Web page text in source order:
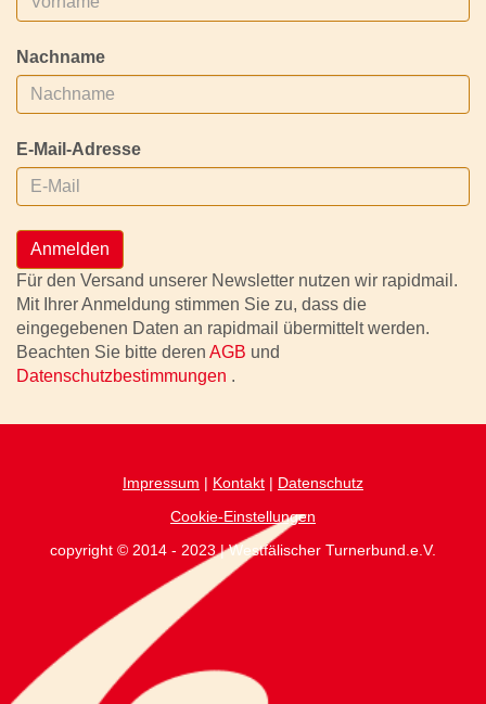
Nachname
E-Mail-Adresse
Anmelden
Für den Versand unserer Newsletter nutzen wir rapidmail.
Mit Ihrer Anmeldung stimmen Sie zu, dass die
eingegebenen Daten an rapidmail übermittelt werden.
Beachten Sie bitte deren AGB und
Datenschutzbestimmungen .
Impressum | Kontakt | Datenschutz
Cookie-Einstellungen
copyright © 2014 - 2023 | Westfälischer Turnerbund.e.V.